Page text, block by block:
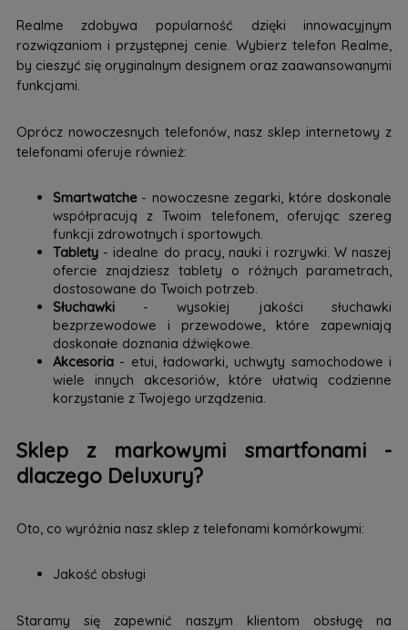
Realme zdobywa popularność dzięki innowacyjnym
rozwiązaniom i przystępnej cenie. Wybierz telefon Realme,
by cieszyć się oryginalnym designem oraz zaawansowanymi
funkcjami.
Oprócz nowoczesnych telefonów, nasz sklep internetowy z
telefonami oferuje również:
Smartwatche- nowoczesne zegarki, które doskonale
współpracują z Twoim telefonem, oferując szereg
funkcji zdrowotnych i sportowych.
Tablety- idealne do pracy, nauki i rozrywki. W naszej
ofercie znajdziesz tablety o różnych parametrach,
dostosowane do Twoich potrzeb.
Słuchawki- wysokiej jakości słuchawki
bezprzewodowe i przewodowe, które zapewniają
doskonałe doznania dźwiękowe.
Akcesoria- etui, ładowarki, uchwyty samochodowe i
wiele innych akcesoriów, które ułatwią codzienne
korzystanie z Twojego urządzenia.
Sklep z markowymi smartfonami -
dlaczego Deluxury?
Oto, co wyróżnia nasz sklep z telefonami komórkowymi:
Jakość obsługi
Staramy się zapewnić naszym klientom obsługę na